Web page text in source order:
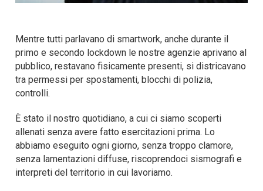
Mentre tutti parlavano di smartwork, anche durante il
primo e secondo lockdown le nostre agenzie aprivano al
pubblico, restavano fisicamente presenti, si districavano
tra permessi per spostamenti, blocchi di polizia,
controlli.
È stato il nostro quotidiano, a cui ci siamo scoperti
allenati senza avere fatto esercitazioni prima. Lo
abbiamo eseguito ogni giorno, senza troppo clamore,
senza lamentazioni diffuse, riscoprendoci sismografi e
interpreti del territorio in cui lavoriamo.